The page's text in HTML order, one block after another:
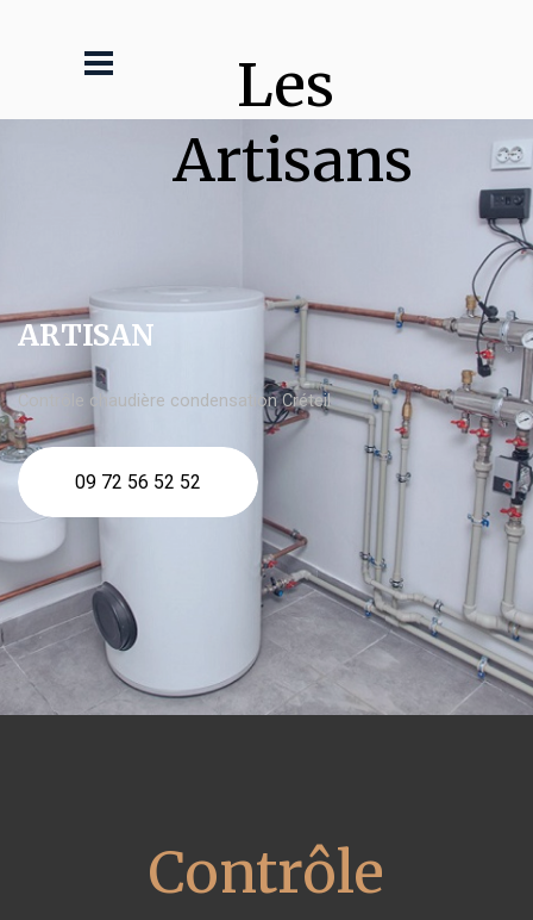
Les
Artisans
ARTISAN
Contrôle chaudière condensation Créteil
09 72 56 52 52
Contrôle